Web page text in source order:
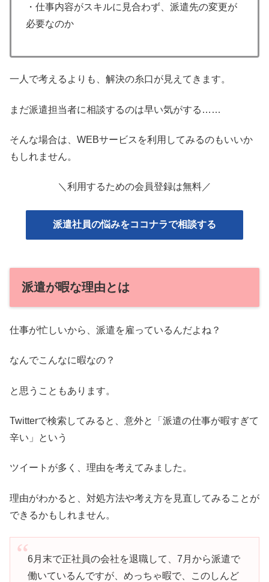
・仕事内容がスキルに見合わず、派遣先の変更が
必要なのか
一人で考えるよりも、解決の糸口が見えてきます。
まだ派遣担当者に相談するのは早い気がする……
そんな場合は、WEBサービスを利用してみるのもいいか
もしれません。
＼利用するための会員登録は無料／
派遣社員の悩みをココナラで相談する
派遣が暇な理由とは
仕事が忙しいから、派遣を雇っているんだよね？
なんでこんなに暇なの？
と思うこともあります。
Twitterで検索してみると、意外と「派遣の仕事が暇すぎて
辛い」という
ツイートが多く、理由を考えてみました。
理由がわかると、対処方法や考え方を見直してみることが
できるかもしれません。
6月末で正社員の会社を退職して、7月から派遣で
働いているんですが、めっちゃ暇で、このしんど